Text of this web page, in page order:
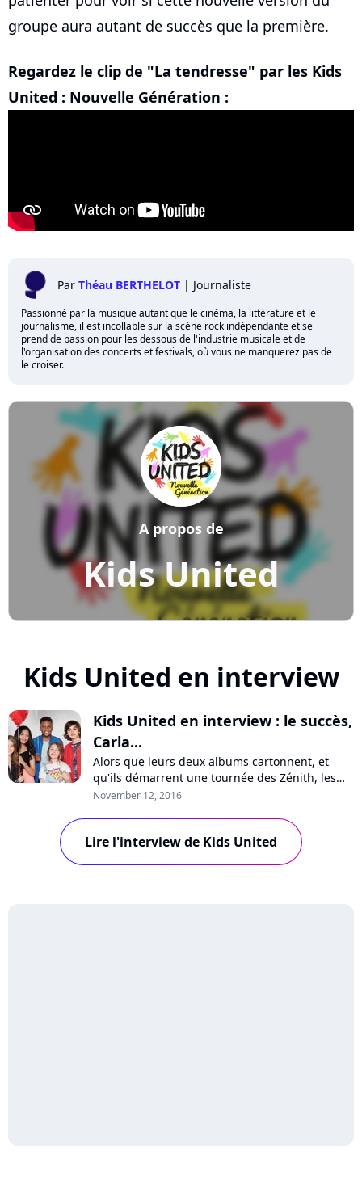
groupe aura autant de succès que la première.
Regardez le clip de "La tendresse" par les Kids
United : Nouvelle Génération :
Par Théau BERTHELOT | Journaliste
Passionné par la musique autant que le cinéma, la littérature et le
journalisme, il est incollable sur la scène rock indépendante et se
prend de passion pour les dessous de l'industrie musicale et de
l'organisation des concerts et festivals, où vous ne manquerez pas de
le croiser.
Kids United
A propos de
Kids United en interview
Kids United en interview : le succès,
Carla...
Alors que leurs deux albums cartonnent, et
qu'ils démarrent une tournée des Zénith, les
Kids United ont répondu aux questions de Pure
départ de Carla et leurs projets. Interview !
November 12, 2016
Lire l'interview de Kids United